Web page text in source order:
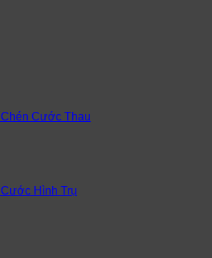
Chén Cước Thau
Cước Hình Trụ